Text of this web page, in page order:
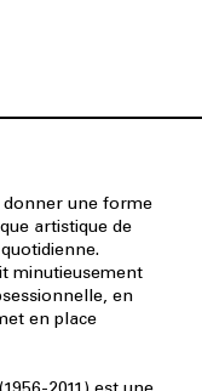
donner une forme
artistique de
minutieusement
en
en place